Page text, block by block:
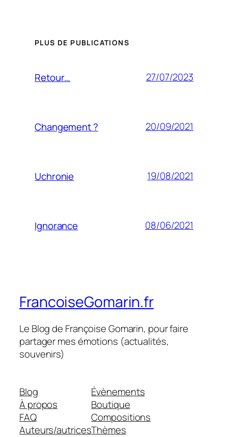
PLUS DE PUBLICATIONS
Retour… 27/07/2023
Changement ? 20/09/2021
Uchronie 19/08/2021
Ignorance 08/06/2021
FrancoiseGomarin.fr
Le Blog de Françoise Gomarin, pour faire
partager mes émotions (actualités,
souvenirs)
Blog
À propos
FAQ
Auteurs/autrices
Évènements
Boutique
Compositions
Thèmes